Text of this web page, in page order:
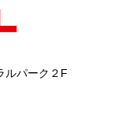
ルパーク２F